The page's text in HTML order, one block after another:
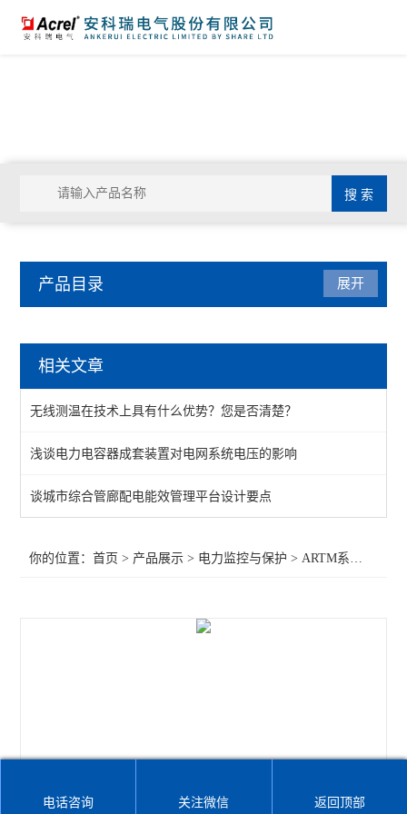
产品目录
防雷装置
频率电压紧急控制装置
备自投
剩余电流
展开
相关文章
无线测温在技术上具有什么优势？您是否清楚？
浅谈电力电容器成套装置对电网系统电压的影响
谈城市综合管廊配电能效管理平台设计要点
你的位置：首页 > 产品展示 > 电力监控与保护 >ARTM系列电气接点在线测温装置
电话咨询 关注微信 返回顶部